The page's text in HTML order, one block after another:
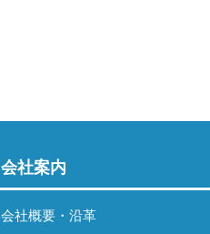
会社案内
会社概要・沿革